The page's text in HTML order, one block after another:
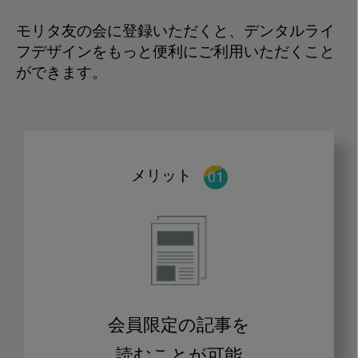
モリタ友の会に登録いただくと、デンタルライ
フデザインをもっと便利にご利用いただくこと
ができます。
メリット
会員限定の記事を